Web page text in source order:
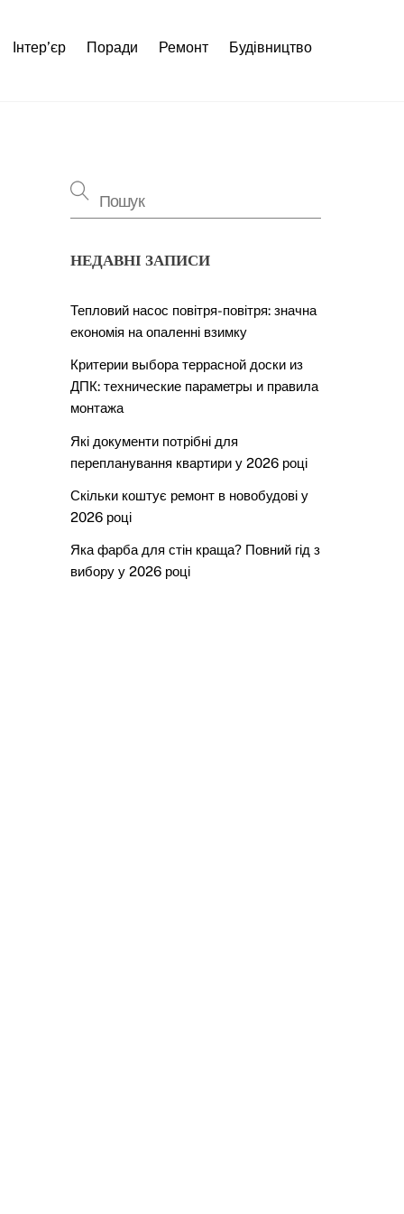
Інтер’єр Поради Ремонт Будівництво
НЕДАВНІ ЗАПИСИ
Тепловий насос повітря-повітря: значна
економія на опаленні взимку
Критерии выбора террасной доски из
ДПК: технические параметры и правила
монтажа
Які документи потрібні для
перепланування квартири у 2026 році
Скільки коштує ремонт в новобудові у
2026 році
Яка фарба для стін краща? Повний гід з
вибору у 2026 році